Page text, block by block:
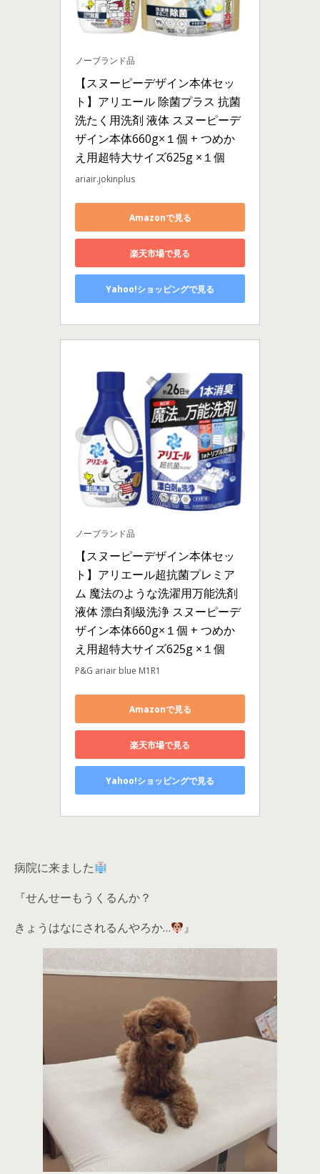
ノーブランド品
【スヌーピーデザイン本体セッ
ト】アリエール 除菌プラス 抗菌
洗たく用洗剤 液体 スヌーピーデ
ザイン本体660g×１個 + つめか
え用超特大サイズ625g ×１個
ariair.jokinplus
Amazonで見る
楽天市場で見る
Yahoo!ショッピングで見る
ノーブランド品
【スヌーピーデザイン本体セッ
ト】アリエール超抗菌プレミア
ム 魔法のような洗濯用万能洗剤
液体 漂白剤級洗浄 スヌーピーデ
ザイン本体660g×１個 + つめか
え用超特大サイズ625g ×１個
P&G ariair blue M1R1
Amazonで見る
楽天市場で見る
Yahoo!ショッピングで見る
病院に来ました
『せんせーもうくるんか？
きょうはなにされるんやろか…
』